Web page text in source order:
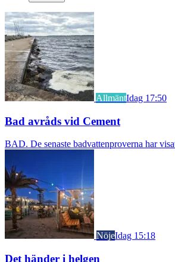
AllmäntIdag 17:50
Bad avråds vid Cement
BAD. De senaste badvattenproverna har
NöjeIdag 15:18
Det händer i helgen